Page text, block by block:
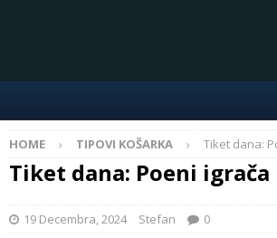
HOME TIPOVI KOŠARKA Tiket dana:
Tiket dana: Poeni igrača
19 Decembra, 2024 Stefan 0